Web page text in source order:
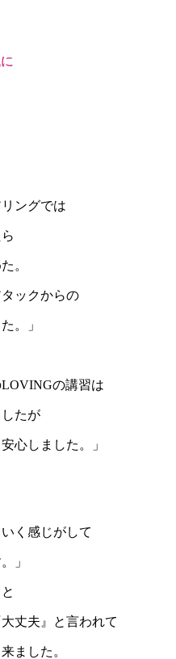
ングでは
。
ックからの
。」
の講習は
たが
心しました。」
く感じがして
」
丈夫』と言われて
ました。